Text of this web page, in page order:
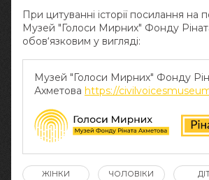
При цитуванні історії посилання
Музей "Голоси Мирних" Фонду
обов‘язковим у вигляді:
Музей "Голоси Мирних" Фонду
Ахметова https://
ЖІНКИ ЧОЛОВІКИ